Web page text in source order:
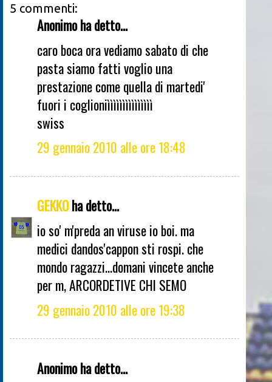
5 commenti:
Anonimo ha detto...
caro boca ora vediamo sabato di che
pasta siamo fatti voglio una
prestazione come quella di martedi'
fuori i coglioniììììììììììììììì
swiss
29 gennaio 2010 alle ore 18:48
GEKKOha detto...
io so' m'preda an viruse io boi. ma
medici dandos'cappon sti rospi. che
mondo ragazzi...domani vincete anche
per m, ARCORDETIVE CHI SEMO
29 gennaio 2010 alle ore 19:38
Anonimo ha detto...